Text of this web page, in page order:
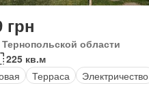
грн
области
225 кв.м
Терраса Электричество